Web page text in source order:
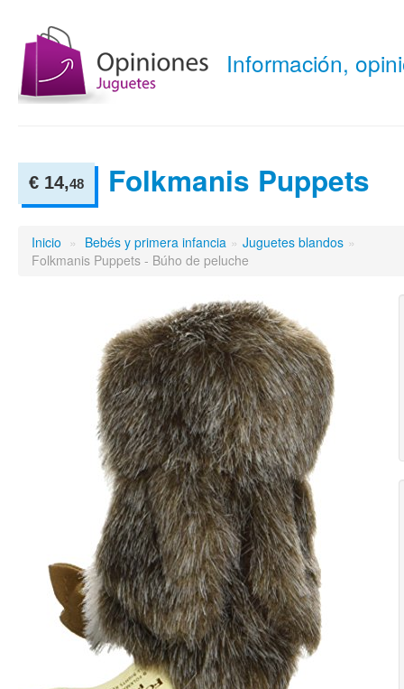
Información,
€ 14,48 Folkmanis Puppets
Inicio » Bebés y primera infancia » Juguetes blandos »
Folkmanis Puppets - Búho de peluche